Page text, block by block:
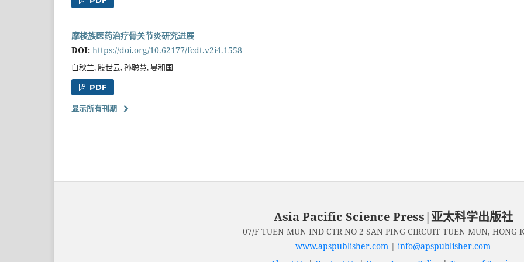
摩梭族医药治疗骨关节炎研究进展
DOI: https://doi.org/10.62177/fcdt.v2i4.1558
白秋兰, 殷世云, 孙聪慧, 晏和国
PDF
显示所有刊期
Asia Pacific Science Press|亚太科学出版社
07/F TUEN MUN IND CTR NO 2 SAN PING CIRCUIT TUEN MUN, HONG
www.apspublisher.com | info@apspublisher.com